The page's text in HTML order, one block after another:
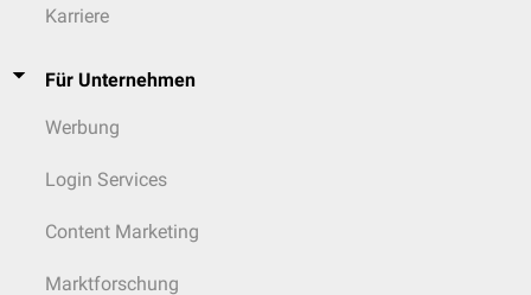
Karriere
Für Unternehmen
Werbung
Login Services
Content Marketing
Marktforschung